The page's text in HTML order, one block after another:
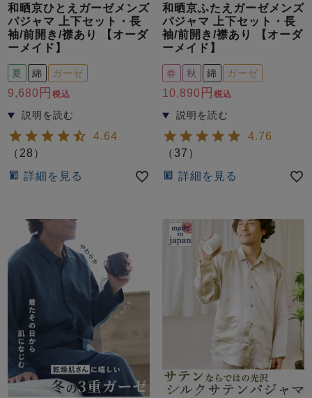
春 秋
ボーイズパジャマ
夏 冬
売れ筋ランキング
- Item Ranking -
新着商品
- New Arrival -
すべての生地一覧はこちら
売れ筋ランキング
- Item Ranking -
新着商品
- New Arrival -
目的別でさがす一覧はこちら
すべてのメン
ズ
パジャマ
かぶり スリーパー
羽織・バスロ
上着単品
ズボン単品
すべてのキッ
ズ
パジャマ
ガールズ半袖 ワンピース
和晒京ひとえガーゼメンズ
パジャマ 上下セット・長
袖/前開き/襟あり 【オーダ
ーメイド】
夏 綿 ガーゼ
9,680 税込
4.64
（ 28 ）
詳細を見る
和晒京ふたえガーゼメンズ
パジャマ 上下セット・長
袖/前開き/襟あり 【オーダ
ーメイド】
春 秋 綿 ガーゼ
10,890 税込
4.76
（37 ）
詳細を見る